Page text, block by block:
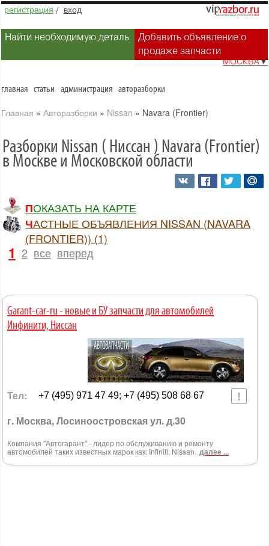
регистрация / вход
Найти необходимую деталь
Добавить объявление о
продаже запчасти
МОСКВА▼
главная статьи администрация авторазборки
Главная » Авторазборки » Nissan » Navara (Frontier)
Разборки Nissan ( Ниссан ) Navara (Frontier)
в Москве и Московской области
ПОКАЗАТЬ НА КАРТЕ
ЧАСТНЫЕ ОБЪЯВЛЕНИЯ NISSAN (NAVARA
(FRONTIER)) (1)
1 2 все вперед
Garant-car-ru - новые и БУ запчасти для автомобилей
Инфинити, Ниссан
Тел: +7 (495) 971 47 49; +7 (495) 508 68 67
г. Москва, Лосиноостровская ул. д.30
Компания "Автогарант" - лидер по обслуживанию и ремонту
автомобилей таких известных марок как: Infiniti, Nissan. далее ...